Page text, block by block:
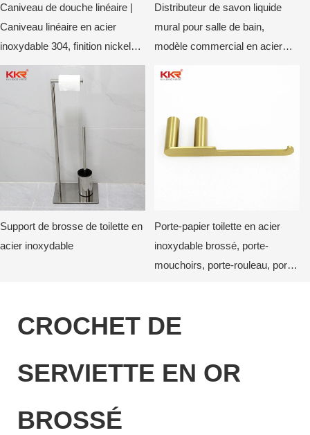
Caniveau de douche linéaire |
Caniveau linéaire en acier
inoxydable 304, finition nickel
brossé
Distributeur de savon liquide
mural pour salle de bain,
modèle commercial en acier
Support de brosse de toilette en
acier inoxydable
Porte-papier toilette en acier
inoxydable brossé, porte-
mouchoirs, porte-rouleau, porte-
CROCHET DE
SERVIETTE EN OR
BROSSÉ